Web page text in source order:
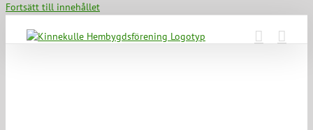
Fortsätt till innehållet